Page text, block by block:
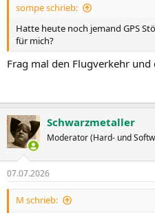
sompe schrieb:
Hatte heute noch jemand GPS
für mich?
Frag mal den Flugverkehr
Schwarzmetaller
Moderator (Hard- und
07.07.2026
M schrieb: